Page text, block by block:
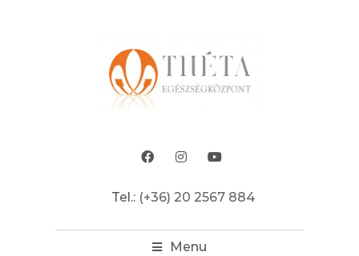
Tel.: (+36) 20 2567 884
Menu